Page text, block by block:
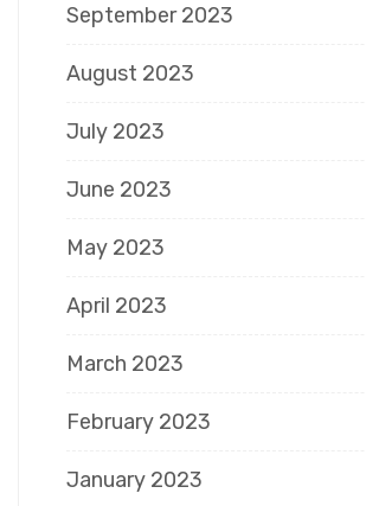
September 2023
August 2023
July 2023
June 2023
May 2023
April 2023
March 2023
February 2023
January 2023